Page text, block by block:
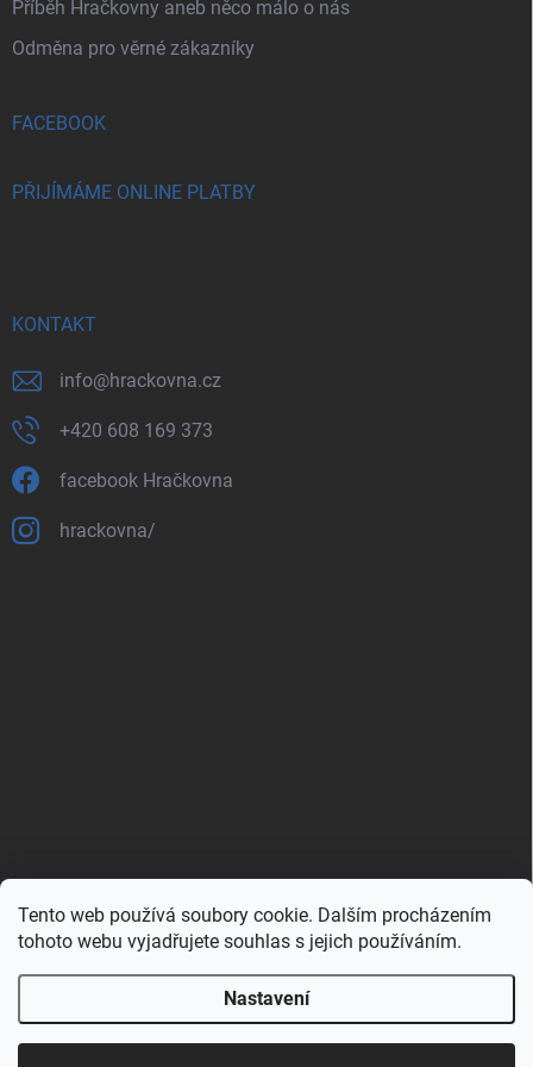
Tento web používá soubory cookie. Dalším procházením
tohoto webu vyjadřujete souhlas s jejich používáním.
Nastavení
Příběh Hračkovny aneb něco málo o nás
Odměna pro věrné zákazníky
FACEBOOK
PŘIJÍMÁME ONLINE PLATBY
KONTAKT
info@hrackovna.cz
+420 608 169 373
facebook Hračkovna
hrackovna/
Zboží.cz Heureka.cz Porovnávač.cz